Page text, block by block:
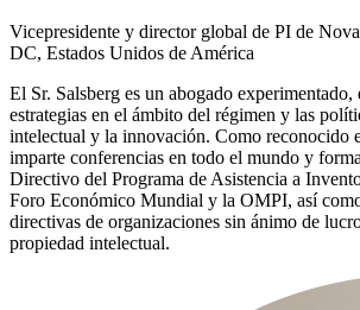
Vicepresidente y director global de PI de
DC, Estados Unidos de América
El Sr. Salsberg es un abogado experimentado,
estrategias en el ámbito del régimen y las
intelectual y la innovación. Como reconocido
imparte conferencias en todo el mundo y
Directivo del Programa de Asistencia a
Foro Económico Mundial y la OMPI, así
directivas de organizaciones sin ánimo de
propiedad intelectual.